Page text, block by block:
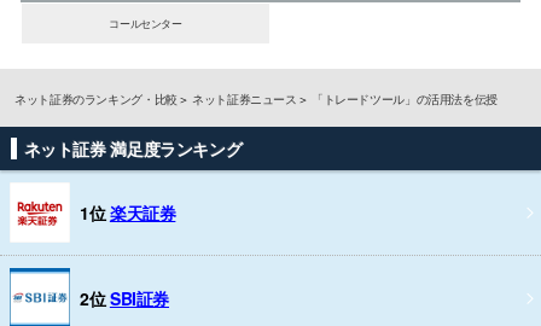
コールセンター
ネット証券のランキング・比較 ネット証券ニュース 「トレードツール」の活用法を伝授
ネット証券 満足度ランキング
1位楽天証券
2位SBI証券